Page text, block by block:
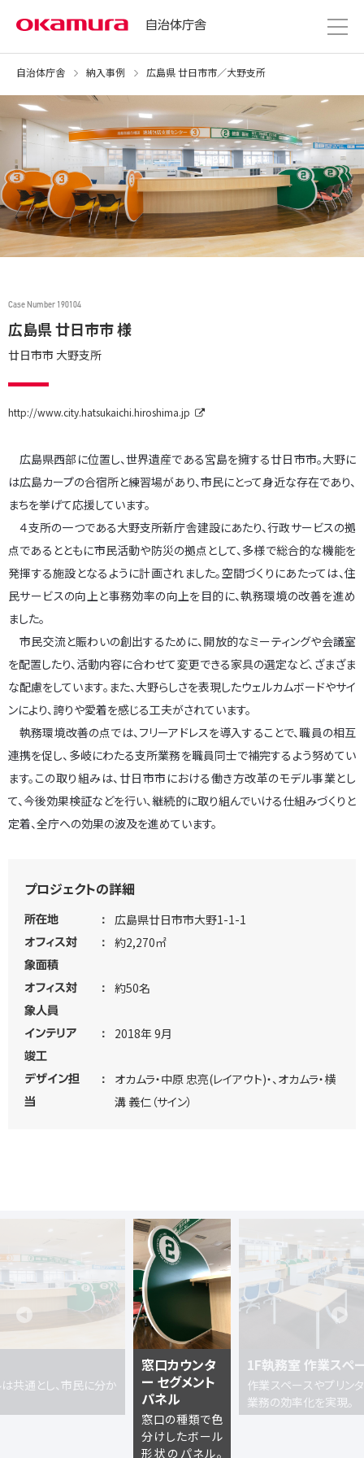
自治体庁舎
自治体庁舎 納入事例 広島県 廿日市市／大野支所
Case Number 190104
広島県 廿日市市 様
廿日市市 大野支所
http://www.city.hatsukaichi.hiroshima.jp
広島県西部に位置し、世界遺産である宮島を擁する廿日市市。大野に
は広島カープの合宿所と練習場があり、市民にとって身近な存在であり、
まちを挙げて応援しています。
４支所の一つである大野支所新庁舎建設にあたり、行政サービスの拠
点であるとともに市民活動や防災の拠点として、多様で総合的な機能を
発揮する施設となるように計画されました。空間づくりにあたっては、住
民サービスの向上と事務効率の向上を目的に、執務環境の改善を進め
ました。
市民交流と賑わいの創出するために、開放的なミーティングや会議室
を配置したり、活動内容に合わせて変更できる家具の選定など、ざまざま
な配慮をしています。また、大野らしさを表現したウェルカムボードやサイ
ンにより、誇りや愛着を感じる工夫がされています。
執務環境改善の点では、フリーアドレスを導入することで、職員の相互
連携を促し、多岐にわたる支所業務を職員同士で補完するよう努めてい
ます。この取り組みは、廿日市市における働き方改革のモデル事業とし
て、今後効果検証などを行い、継続的に取り組んでいける仕組みづくりと
定着、全庁への効果の波及を進めています。
プロジェクトの詳細
所在地 広島県廿日市市大野1-1-1
オフィス対
象面積
約2,270㎡
オフィス対
象人員
約50名
インテリア
竣工
2018年 9月
デザイン担
当
オカムラ・中原 忠亮(レイアウト)・、オカムラ・横
溝 義仁（サイン）
は共通とし、市民に分か
窓口カウンタ
ー セグメント
パネル
窓口の種類で色
分けしたボール
形状のパネル。
1F執務室 作業スペ
作業スペースやプリン
業務の効率化を実現。